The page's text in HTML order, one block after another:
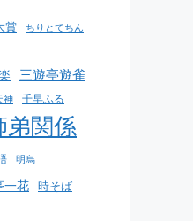
賞 ちりとてちん
三遊亭遊雀
神 千早ふる
弟関係
明烏
一花 時そば